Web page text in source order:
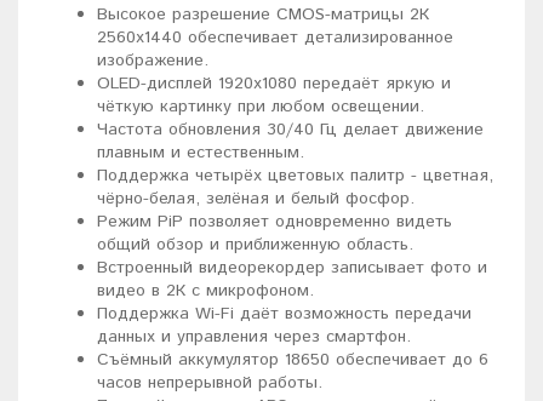
Высокое разрешение CMOS-матрицы 2К
2560x1440 обеспечивает детализированное
изображение.
OLED-дисплей 1920x1080 передаёт яркую и
чёткую картинку при любом освещении.
Частота обновления 30/40 Гц делает движение
плавным и естественным.
Поддержка четырёх цветовых палитр - цветная,
чёрно-белая, зелёная и белый фосфор.
Режим PiP позволяет одновременно видеть
общий обзор и приближенную область.
Встроенный видеорекордер записывает фото и
видео в 2К с микрофоном.
Поддержка Wi-Fi даёт возможность передачи
данных и управления через смартфон.
Съёмный аккумулятор 18650 обеспечивает до 6
часов непрерывной работы.